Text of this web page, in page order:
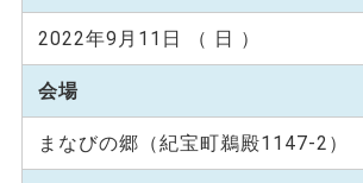
2022年9月11日 （ 日 ）
会場
まなびの郷（紀宝町鵜殿1147-2）